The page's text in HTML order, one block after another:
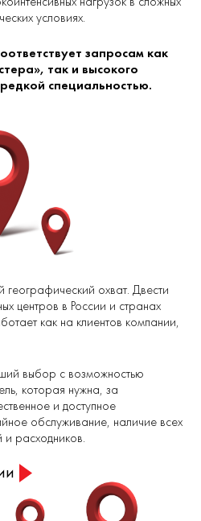
условиях.
запросам как
так и высокого
специальностью.
географический охват. Двести
центров в России и странах
как на клиентов компании,
выбор с возможностью
которая нужна, за
и доступное
обслуживание, наличие всех
и расходников.